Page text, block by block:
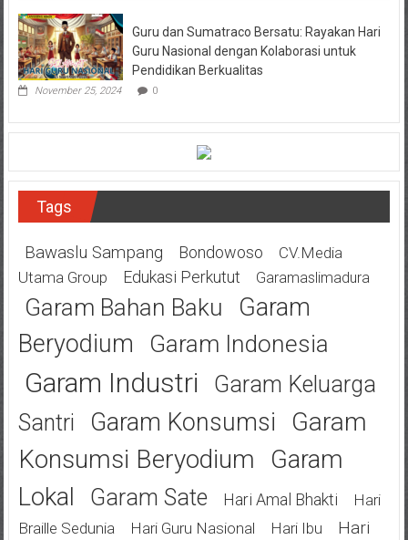
Guru dan Sumatraco Bersatu: Rayakan Hari
Guru Nasional dengan Kolaborasi untuk
Pendidikan Berkualitas
November 25, 2024 0
Tags
Bawaslu Sampang Bondowoso
CV.Media
Utama Group
Edukasi Perkutut Garamaslimadura
Garam Bahan Baku
Garam
Beryodium
Garam Indonesia
Garam Industri
Garam Keluarga
Santri
Garam Konsumsi
Garam
Konsumsi Beryodium
Garam
Lokal
Garam Sate Hari Amal Bhakti
Hari
Braille Sedunia
Hari Guru Nasional Hari Ibu Hari